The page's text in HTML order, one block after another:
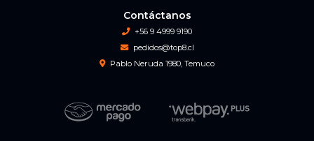
Contáctanos
+56 9 4999 9190
pedidos@top8.cl
Pablo Neruda 1980, Temuco